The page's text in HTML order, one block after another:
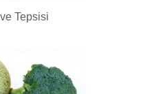
Tepsisi